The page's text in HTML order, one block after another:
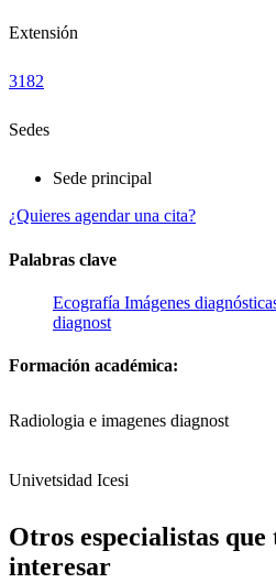
Extensión
3182
Sedes
Sede principal
¿Quieres agendar una cita?
Palabras clave
Ecografía Imágenes
diagnost
Formación académica:
Radiologia e imagenes diagnost
Univetsidad Icesi
Otros especialistas que
interesar